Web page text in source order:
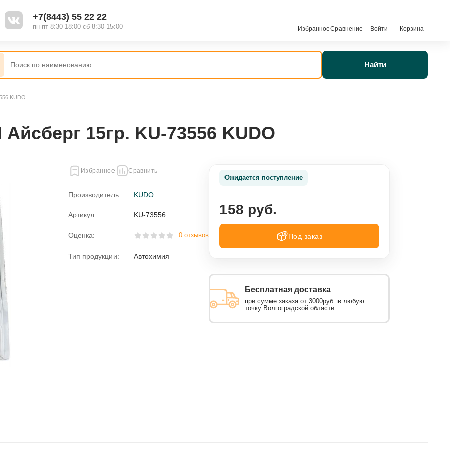
+7(8443) 55 22 22
пн-пт 8:30-18:00 сб 8:30-15:00 ИзбранноеСравнение Войти Корзина
вода
Полироль
Присадки
Смазки
Промывки
Найти
KUDO
15гр. KU-73556 KUDO
Избранное Сравнить
Производитель: KUDO
Артикул: KU-73556
Оценка: 0 отзывов
Тип продукции: Автохимия
Ожидается поступление
158 руб.
Под заказ
Бесплатная доставка
при сумме заказа от 3000руб. в любую
точку Волгоградской области